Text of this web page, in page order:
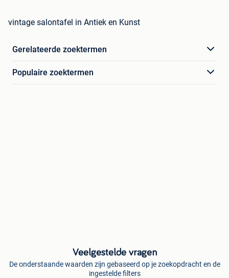
vintage salontafel in Antiek en Kunst
Gerelateerde zoektermen
Populaire zoektermen
Veelgestelde vragen
De onderstaande waarden zijn gebaseerd op je zoekopdracht en de
ingestelde filters